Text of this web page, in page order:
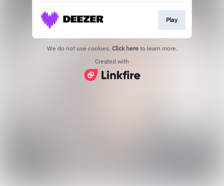
Play
We do not use cookies. Click here to learn more.
Created with